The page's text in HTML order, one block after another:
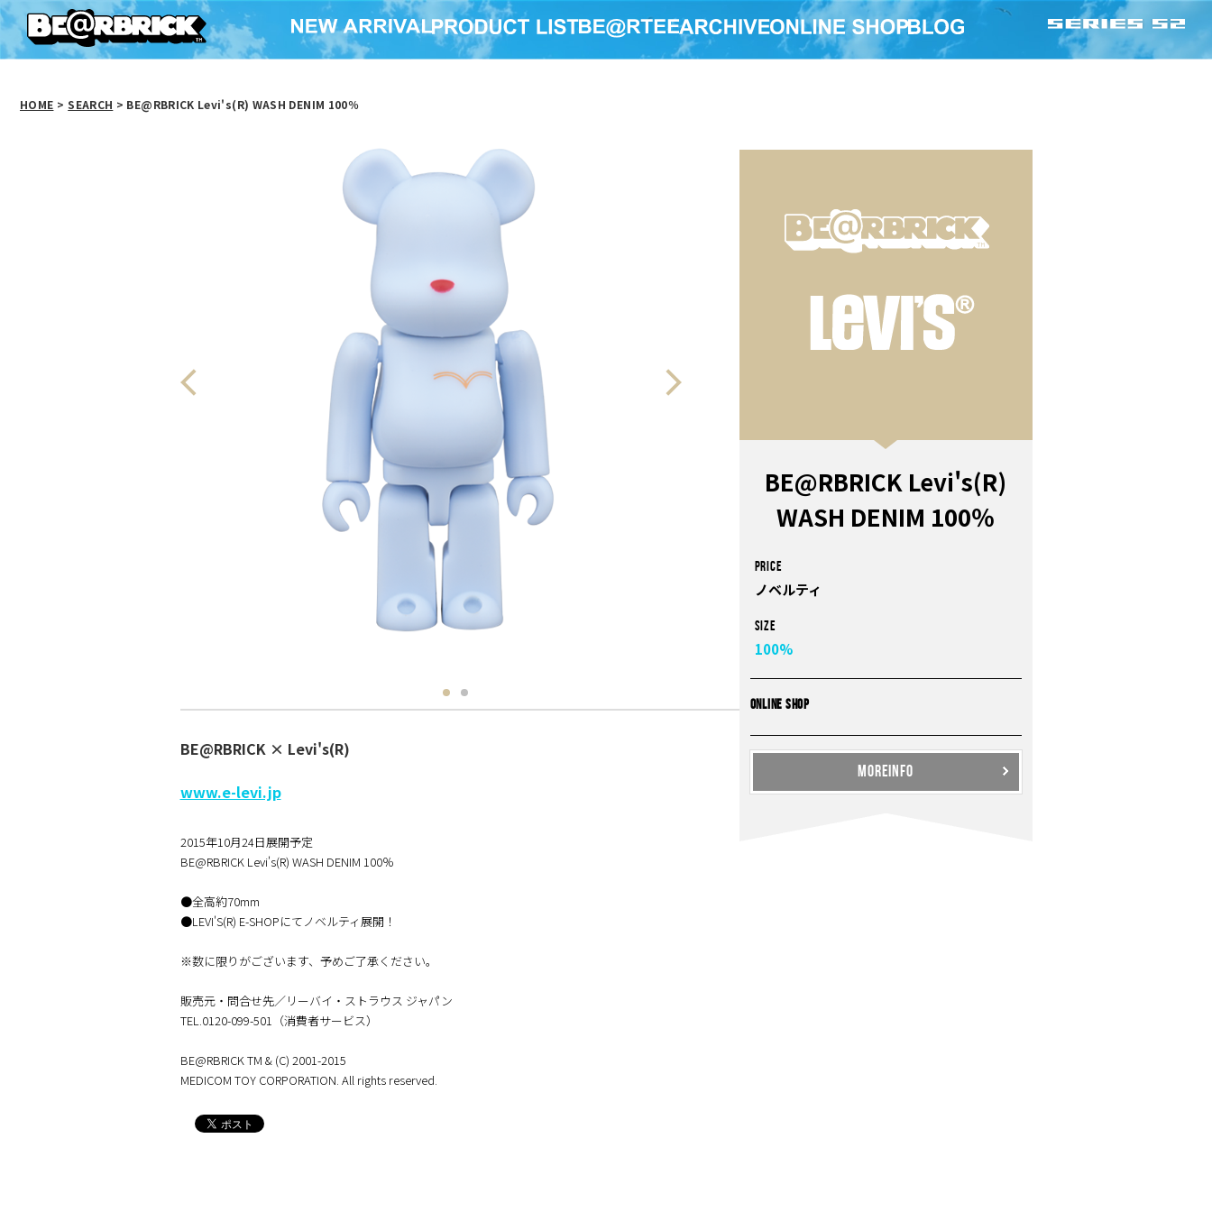
HOME > SEARCH > BE@RBRICK Levi's(R) WASH DENIM 100％
BE@RBRICK Levi's(R)
WASH DENIM 100％
PRICE
ノベルティ
Size
100%
ONLINE SHOP
MOREINFO
BE@RBRICK × Levi's(R)
www.e-levi.jp
2015年10月24日展開予定
BE@RBRICK Levi's(R) WASH DENIM 100％
●全高約70mm
●LEVI'S(R) E-SHOPにてノベルティ展開！
※数に限りがございます、予めご了承ください。
販売元・問合せ先／リーバイ・ストラウス ジャパン
TEL.0120-099-501（消費者サービス）
BE@RBRICK TM & (C) 2001-2015
MEDICOM TOY CORPORATION. All rights reserved.